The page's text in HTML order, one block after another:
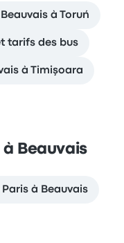
à Toruń
tarifs des bus
à Timişoara
à Beauvais
Paris à Beauvais